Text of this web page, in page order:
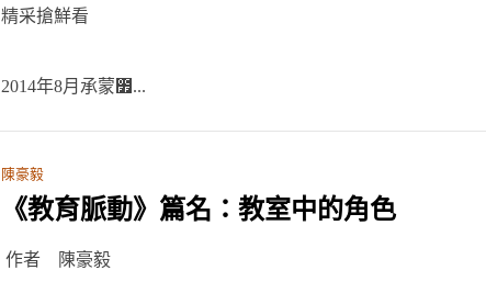
精采搶鮮看
2014年8月承蒙೿...
陳豪毅
《教育脈動》篇名：教室中的角色
作者 陳豪毅